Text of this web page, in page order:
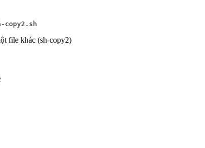
file khác (sh-copy2)